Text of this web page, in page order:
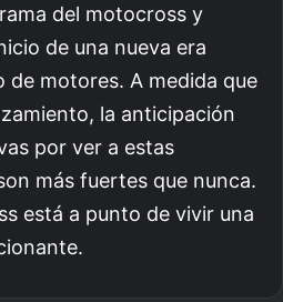
del motocross y
de una nueva era
de motores. A medida que
la anticipación
por ver a estas
más fuertes que nunca.
está a punto de vivir una